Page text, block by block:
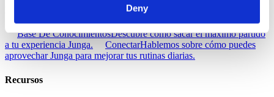
Deny
Base De ConocimientosDescubre cómo sacar el máximo partido
a tu experiencia Junga.
ConectarHablemos sobre cómo puedes
aprovechar Junga para mejorar tus rutinas diarias.
Recursos